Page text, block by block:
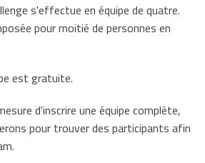
s'effectue en équipe de quatre.
pour moitié de personnes en
est gratuite.
d'inscrire une équipe complète,
pour trouver des participants afin